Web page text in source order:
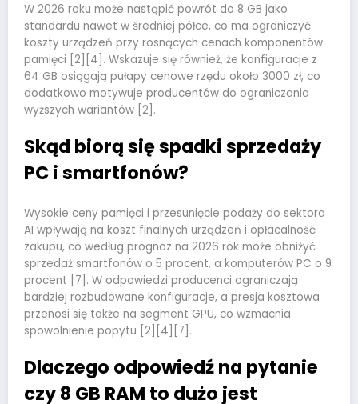
W 2026 roku może nastąpić powrót do 8 GB jako
standardu nawet w średniej półce, co ma ograniczyć
koszty urządzeń przy rosnących cenach komponentów
pamięci [2][4]. Wskazuje się również, że konfiguracje z
64 GB osiągają pułapy cenowe rzędu około 3000 zł, co
dodatkowo motywuje producentów do ograniczania
wyższych wariantów [2].
Skąd biorą się spadki sprzedaży
PC i smartfonów?
Wysokie ceny pamięci i przesunięcie podaży do sektora
AI wpływają na koszt finalnych urządzeń i opłacalność
zakupu, co według prognoz na 2026 rok może obniżyć
sprzedaż smartfonów o 5 procent, a komputerów PC o 9
procent [7]. W odpowiedzi producenci ograniczają
bardziej rozbudowane konfiguracje, a presja kosztowa
przenosi się także na segment GPU, co wzmacnia
spowolnienie popytu [2][4][7].
Dlaczego odpowiedź na pytanie
czy 8 GB RAM to dużo jest